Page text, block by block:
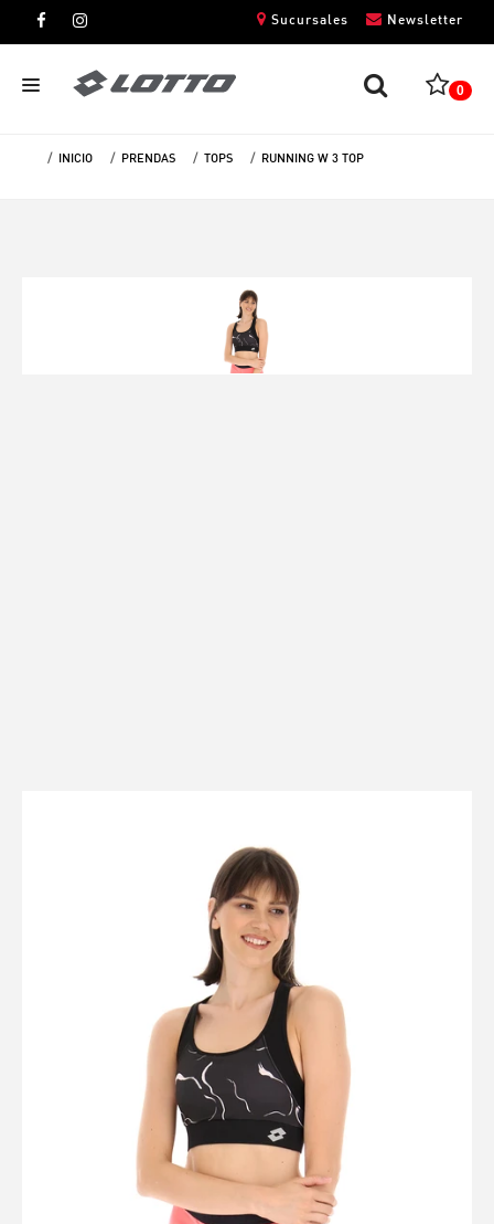
Newsletter
Sucursales
0
INICIO PRENDAS TOPS RUNNING W 3 TOP